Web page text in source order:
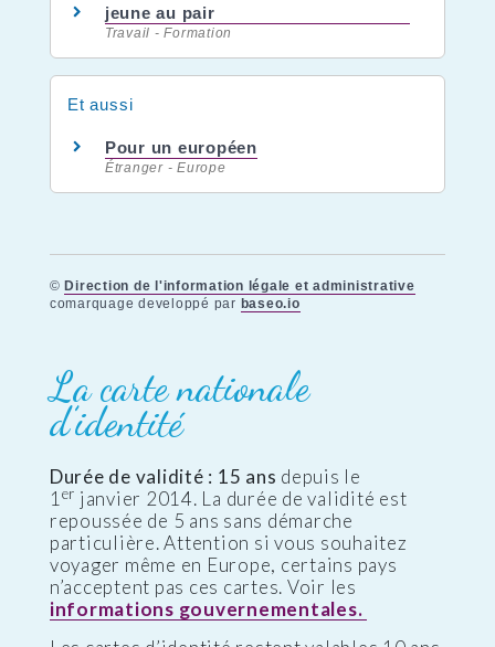
jeune au pair
Travail - Formation
Et aussi
Pour un européen
Étranger - Europe
© Direction de l'information légale et administrative
comarquage developpé par baseo.io
La carte nationale
d’identité
Durée de validité : 15 ans depuis le
1 er janvier 2014. La durée de validité est
repoussée de 5 ans sans démarche
particulière. Attention si vous souhaitez
voyager même en Europe, certains pays
n’acceptent pas ces cartes. Voir les
informations gouvernementales.